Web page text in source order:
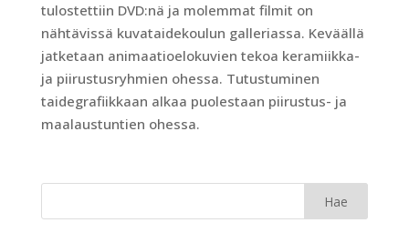
tulostettiin DVD:nä ja molemmat filmit on
nähtävissä kuvataidekoulun galleriassa. Keväällä
jatketaan animaatioelokuvien tekoa keramiikka-
ja piirustusryhmien ohessa. Tutustuminen
taidegrafiikkaan alkaa puolestaan piirustus- ja
maalaustuntien ohessa.